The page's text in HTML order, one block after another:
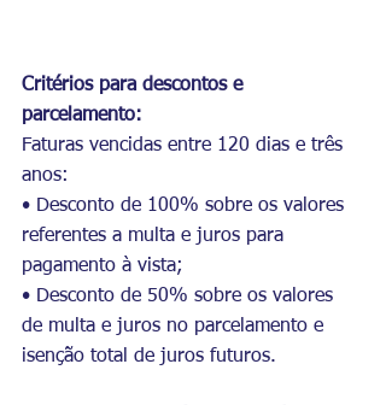
Critérios para descontos e
parcelamento:
Faturas vencidas entre 120 dias e três
anos:
• Desconto de 100% sobre os valores
referentes a multa e juros para
pagamento à vista;
• Desconto de 50% sobre os valores
de multa e juros no parcelamento e
isenção total de juros futuros.